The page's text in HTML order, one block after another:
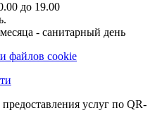
до 19.00
- санитарный день
файлов cookie
услуг по QR-